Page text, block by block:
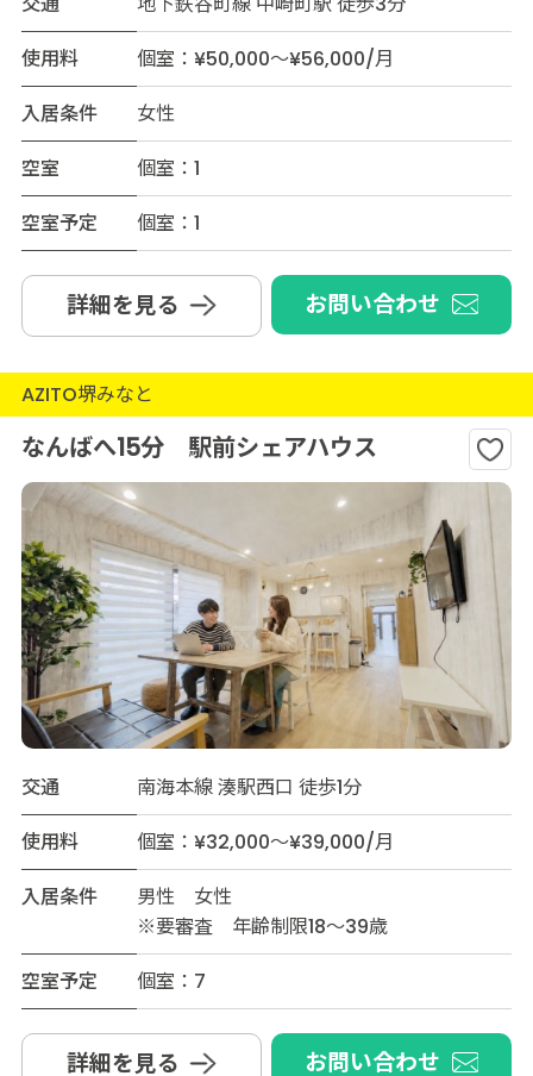
使用料
個室：¥50,000～¥56,000/月
入居条件
女性
空室
個室：1
空室予定
個室：1
詳細を見る お問い合わせ
AZITO堺みなと
なんばへ15分 駅前シェアハウス
交通
南海本線 湊駅西口 徒歩1分
使用料
個室：¥32,000～¥39,000/月
入居条件
男性 女性
※要審査 年齢制限18～39歳
空室予定
個室：7
詳細を見る お問い合わせ